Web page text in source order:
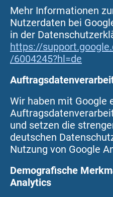
Mehr Informationen
Nutzerdaten bei
in der
https://
/6004245?hl=de
Wir haben mit Google
und setzen die
deutschen
Nutzung von Google
Demografische
Analytics